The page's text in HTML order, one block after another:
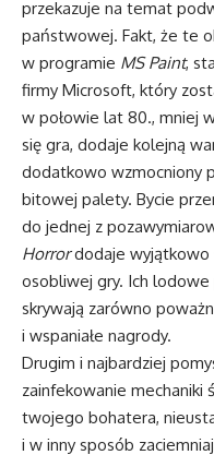
przekazuje na temat
państwowej. Fakt, że te
w programie MS Paint,
firmy Microsoft, który
w połowie lat 80., mniej
się gra, dodaje kolejną
dodatkowo wzmocniony
bitowej palety. Bycie
do jednej z
Horrordodaje wyjątkowo
osobliwej gry. Ich
skrywają zarówno
i wspaniałe nagrody.
Drugim i najbardziej
zainfekowanie
twojego bohatera,
i w inny sposób